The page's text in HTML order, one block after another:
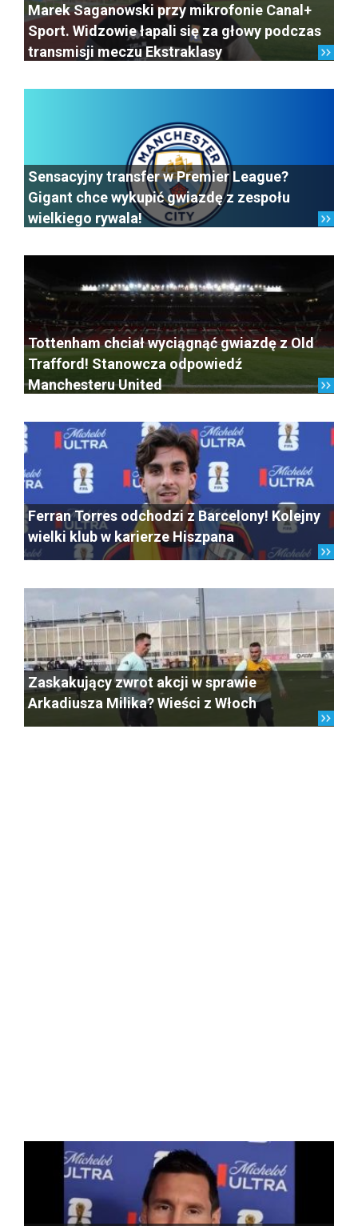
Marek Saganowski przy mikrofonie Canal+
Sport. Widzowie łapali się za głowy podczas
transmisji meczu Ekstraklasy
Sensacyjny transfer w Premier League?
Gigant chce wykupić gwiazdę z zespołu
wielkiego rywala!
Tottenham chciał wyciągnąć gwiazdę z Old
Trafford! Stanowcza odpowiedź
Manchesteru United
Ferran Torres odchodzi z Barcelony! Kolejny
wielki klub w karierze Hiszpana
Zaskakujący zwrot akcji w sprawie
Arkadiusza Milika? Wieści z Włoch